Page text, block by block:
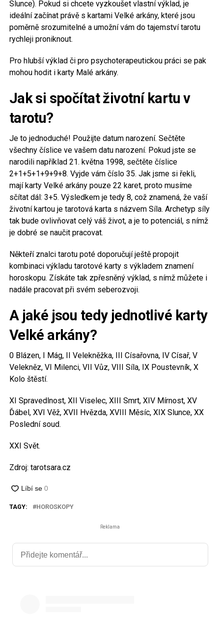
Slunce). Pokud si chcete vyzkoušet vlastní výklad, je
ideální začínat právě s kartami Velké arkány, které jsou
poměrně srozumitelné a umožní vám do tajemství tarotu
rychleji proniknout.
Pro hlubší výklad či pro psychoterapeutickou práci se pak
mohou hodit i karty Malé arkány.
Jak si spočítat životní kartu v
tarotu?
Je to jednoduché! Použijte datum narození. Sečtěte
všechny číslice ve vašem datu narození. Pokud jste se
narodili například 21. května 1998, sečtěte číslice
2+1+5+1+9+9+8. Vyjde vám číslo 35. Jak jsme si řekli,
mají karty Velké arkány pouze 22 karet, proto musíme
sčítat dál: 3+5. Výsledkem je tedy 8, což znamená, že vaší
životní kartou je tarotová karta s názvem Síla. Archetyp síly
tak bude ovlivňovat celý váš život, a je to potenciál, s nímž
je dobré se naučit pracovat.
Někteří znalci tarotu poté doporučují ještě propojit
kombinaci výkladu tarotové karty s výkladem znamení
horoskopu. Získáte tak zpřesněný výklad, s nímž můžete i
nadále pracovat při svém seberozvoji.
A jaké jsou tedy jednotlivé karty
Velké arkány?
0 Blázen, I Mág, II Velekněžka, III Císařovna, IV Císař, V
Velekněz, VI Milenci, VII Vůz, VIII Síla, IX Poustevník, X
Kolo štěstí.
XI Spravedlnost, XII Viselec, XIII Smrt, XIV Mírnost, XV
Ďábel, XVI Věž, XVII Hvězda, XVIII Měsíc, XIX Slunce, XX
Poslední soud.
XXI Svět.
Zdroj: tarotsara.cz
TAGY: HOROSKOPY
Reklama